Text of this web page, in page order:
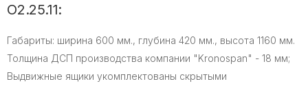
O2.25.11:
Габариты: ширина 600 мм., глубина 420 мм., высота 1160 мм.
Толщина ДСП производства компании "Kronospan" - 18 мм;
Выдвижные ящики укомплектованы скрытыми